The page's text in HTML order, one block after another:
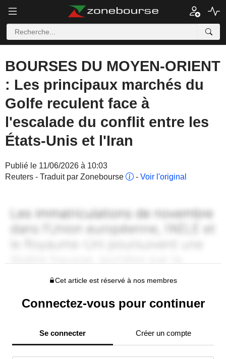
BOURSES DU MOYEN-ORIENT
: Les principaux marchés du
Golfe reculent face à
l'escalade du conflit entre les
États-Unis et l'Iran
Publié le 11/06/2026 à 10:03
Reuters - Traduit par Zonebourse
- Voir l'original
Cet article est réservé à nos membres
Connectez-vous pour continuer
Se connecter Créer un compte